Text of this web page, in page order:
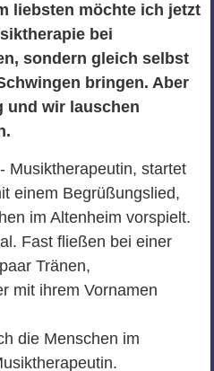
liebsten möchte ich jetzt
bei
sondern gleich selbst
bringen. Aber
und wir lauschen
Musiktherapeutin, startet
einem Begrüßungslied,
im Altenheim vorspielt.
Fast fließen bei einer
Tränen,
mit ihrem Vornamen
die Menschen im